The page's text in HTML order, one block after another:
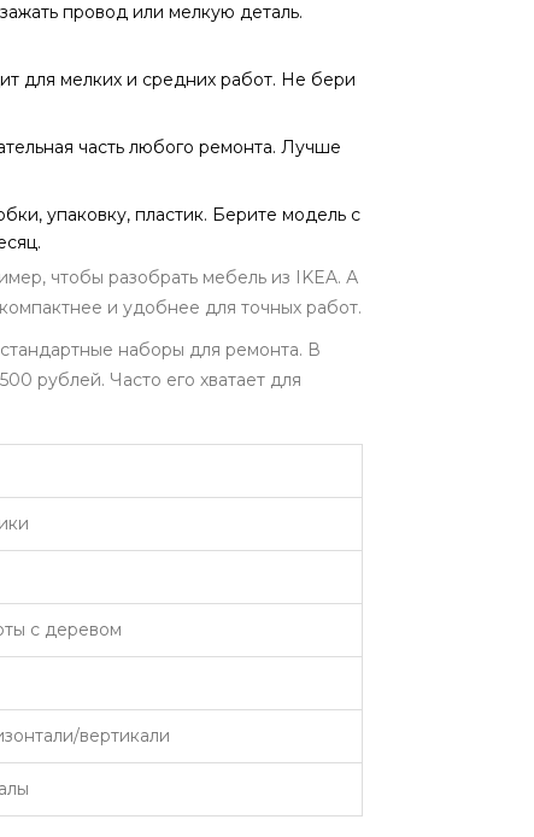
провод или мелкую деталь.
для мелких и средних работ. Не бери
часть любого ремонта. Лучше
упаковку, пластик. Берите модель с
чтобы разобрать мебель из IKEA. А
и удобнее для точных работ.
наборы для ремонта. В
рублей. Часто его хватает для
с деревом
вертикали